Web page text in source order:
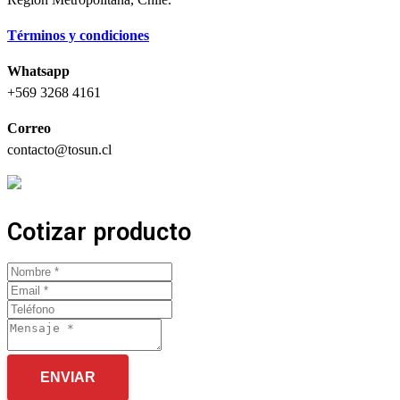
Términos y condiciones
Whatsapp
+569 3268 4161
Correo
contacto@tosun.cl
Cotizar producto
ENVIAR